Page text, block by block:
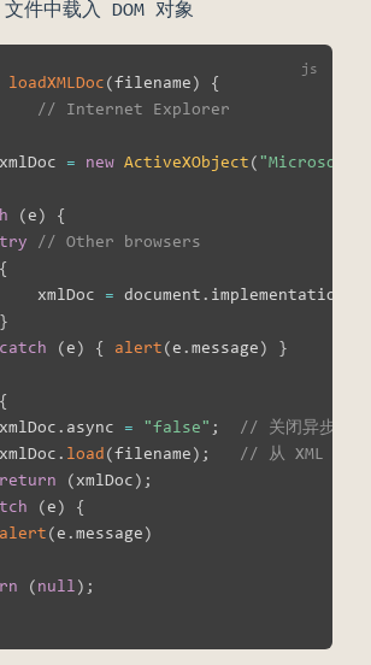
件中载入 DOM 对象
loadXMLDoc(filename)
{
// Internet Explorer
= new ActiveXObject(
(e)
{
try
// Other browsers
{
xmlDoc
= document. implementation
}
catch
(e) { alert(e.message)
}
{
. async = "false" ;
// 关闭异步加载
. load(filename) ;
// 从 XML 文件
return
(xmlDoc) ;
(e)
{
alert(e.message)
(null) ;